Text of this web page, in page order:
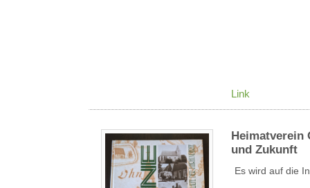
Link
Heimatverein
und Zukunft
Es wird auf die